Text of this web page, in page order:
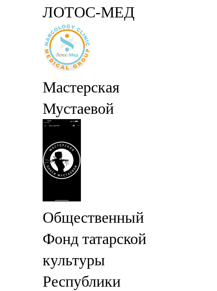
ЛОТОС-МЕД
Мастерская
Мустаевой
Общественный
Фонд татарской
культуры
Республики